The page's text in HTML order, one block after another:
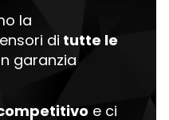
la
di tutte le
garanzia
e ci